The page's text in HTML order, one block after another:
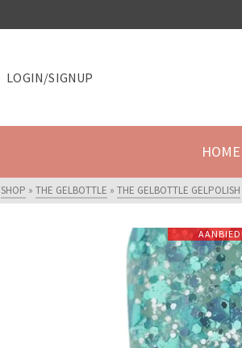
LOGIN/SIGNUP
HOME
SHOP » THE GELBOTTLE » THE GELBOTTLE GELPOLISH